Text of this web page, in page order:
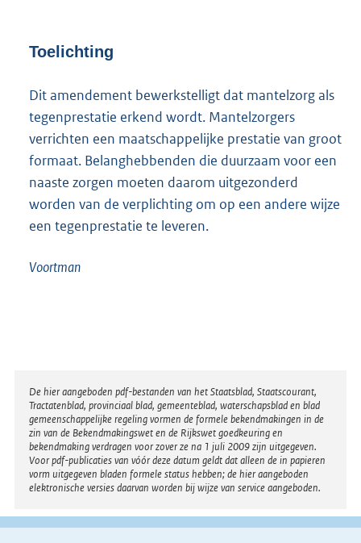
Toelichting
Dit amendement bewerkstelligt dat mantelzorg als
tegenprestatie erkend wordt. Mantelzorgers
verrichten een maatschappelijke prestatie van groot
formaat. Belanghebbenden die duurzaam voor een
naaste zorgen moeten daarom uitgezonderd
worden van de verplichting om op een andere wijze
een tegenprestatie te leveren.
Voortman
Disclaimer
De hier aangeboden pdf-bestanden van het Staatsblad, Staatscourant,
Tractatenblad, provinciaal blad, gemeenteblad, waterschapsblad en blad
gemeenschappelijke regeling vormen de formele bekendmakingen in de
zin van de Bekendmakingswet en de Rijkswet goedkeuring en
bekendmaking verdragen voor zover ze na 1 juli 2009 zijn uitgegeven.
Voor pdf-publicaties van vóór deze datum geldt dat alleen de in papieren
vorm uitgegeven bladen formele status hebben; de hier aangeboden
elektronische versies daarvan worden bij wijze van service aangeboden.